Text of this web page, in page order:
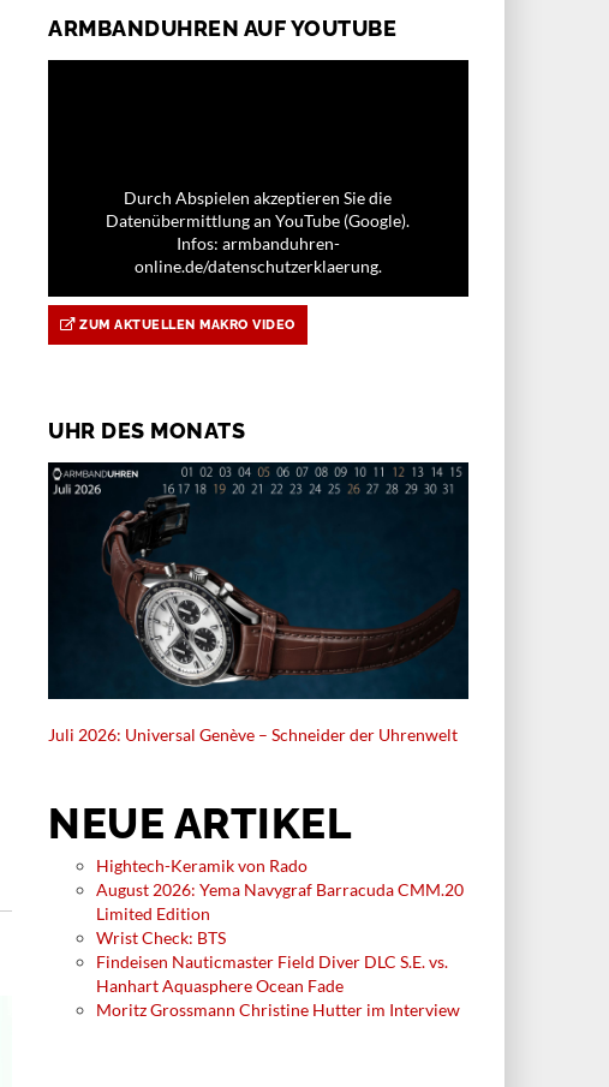
ARMBANDUHREN AUF YOUTUBE
Durch Abspielen akzeptieren Sie die
Datenübermittlung an YouTube (Google).
Infos: armbanduhren-
online.de/datenschutzerklaerung.
ZUM AKTUELLEN MAKRO VIDEO
UHR DES MONATS
Juli 2026: Universal Genève – Schneider der Uhrenwelt
NEUE ARTIKEL
Hightech-Keramik von Rado
August 2026: Yema Navygraf Barracuda CMM.20
Limited Edition
Wrist Check: BTS
Findeisen Nauticmaster Field Diver DLC S.E. vs.
Hanhart Aquasphere Ocean Fade
Moritz Grossmann Christine Hutter im Interview